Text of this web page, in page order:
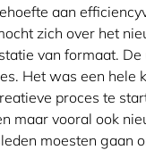
aan
zich over het
van formaat.
Het was een hele
proces te
maar vooral ook
moesten gaan